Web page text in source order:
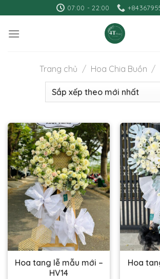
to
content
07:00 - 22:00
Trang chủ / Hoa Chia Buồn /
Hoa tang lễ mẫu mới –
HV14
Hoa